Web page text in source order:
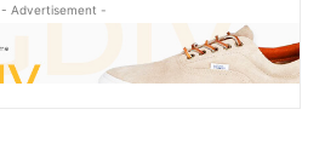
- Advertisement -